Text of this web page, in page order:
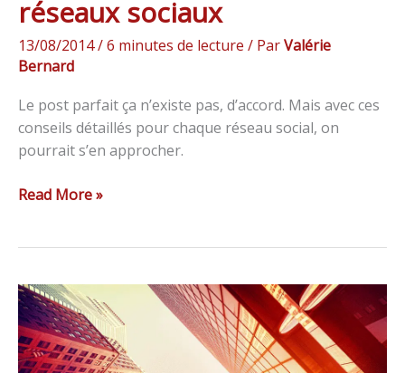
réseaux sociaux
13/08/2014/6 minutes de lecture / ParValérie
Bernard
Le post parfait ça n’existe pas, d’accord. Mais avec ces
conseils détaillés pour chaque réseau social, on
pourrait s’en approcher.
Read More »
Pourquoi
diversifier
son
marketing